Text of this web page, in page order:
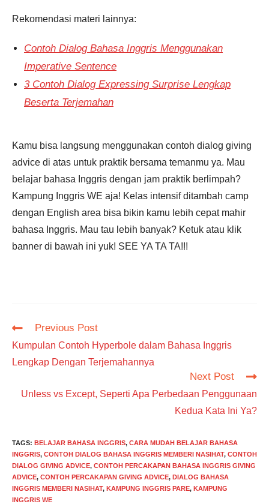
Rekomendasi materi lainnya:
Contoh Dialog Bahasa Inggris Menggunakan
Imperative Sentence
3 Contoh Dialog Expressing Surprise Lengkap
Beserta Terjemahan
Kamu bisa langsung menggunakan contoh dialog giving
advice di atas untuk praktik bersama temanmu ya. Mau
belajar bahasa Inggris dengan jam praktik berlimpah?
Kampung Inggris WE aja! Kelas intensif ditambah camp
dengan English area bisa bikin kamu lebih cepat mahir
bahasa Inggris. Mau tau lebih banyak? Ketuk atau klik
banner di bawah ini yuk! SEE YA TA TA!!!
Read
articles
Previous Post
Kumpulan Contoh Hyperbole dalam Bahasa Inggris
Lengkap Dengan Terjemahannya
Next Post
Unless vs Except, Seperti Apa Perbedaan Penggunaan
Kedua Kata Ini Ya?
TAGS: BELAJAR BAHASA INGGRIS, CARA MUDAH BELAJAR BAHASA
INGGRIS, CONTOH DIALOG BAHASA INGGRIS MEMBERI NASIHAT, CONTOH
DIALOG GIVING ADVICE, CONTOH PERCAKAPAN BAHASA INGGRIS GIVING
ADVICE, CONTOH PERCAKAPAN GIVING ADVICE, DIALOG BAHASA
INGGRIS MEMBERI NASIHAT, KAMPUNG INGGRIS PARE, KAMPUNG
INGGRIS WE